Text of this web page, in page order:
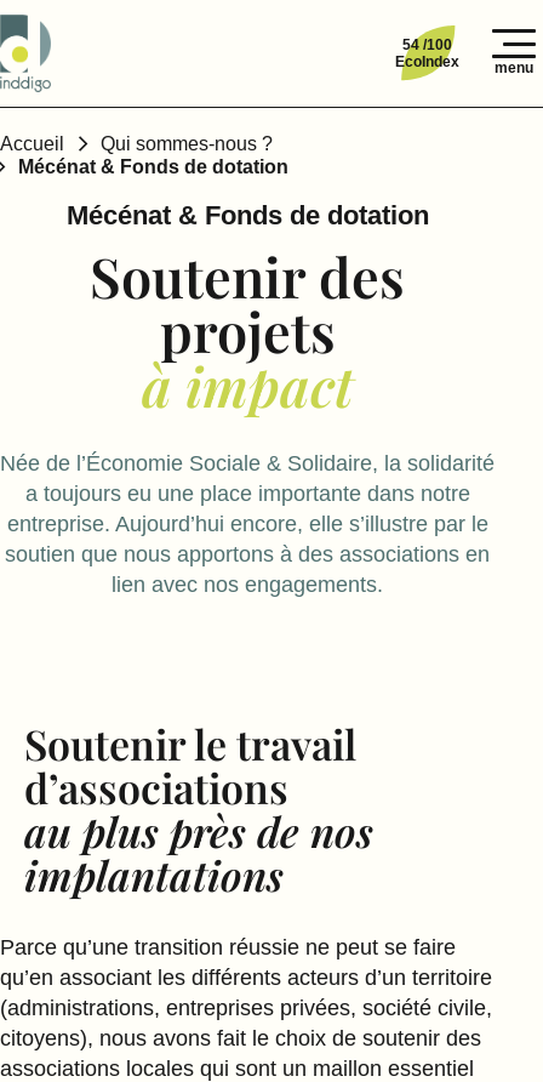
54 /100
EcoIndex
menu
Accueil
Qui sommes-nous ?
Mécénat & Fonds de dotation
Mécénat & Fonds de dotation
Soutenir des
projets
à impact
Née de l’Économie Sociale & Solidaire, la solidarité
a toujours eu une place importante dans notre
entreprise. Aujourd’hui encore, elle s’illustre par le
soutien que nous apportons à des associations en
lien avec nos engagements.
Soutenir le travail
d’associations
au plus près de nos
implantations
Parce qu’une transition réussie ne peut se faire
qu’en associant les différents acteurs d’un territoire
(administrations, entreprises privées, société civile,
citoyens), nous avons fait le choix de soutenir des
associations locales qui sont un maillon essentiel